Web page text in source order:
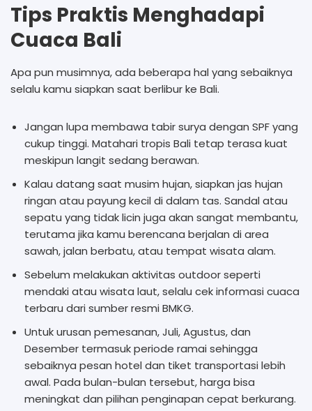
Tips Praktis Menghadapi
Cuaca Bali
Apa pun musimnya, ada beberapa hal yang sebaiknya
selalu kamu siapkan saat berlibur ke Bali.
Jangan lupa membawa tabir surya dengan SPF yang
cukup tinggi. Matahari tropis Bali tetap terasa kuat
meskipun langit sedang berawan.
Kalau datang saat musim hujan, siapkan jas hujan
ringan atau payung kecil di dalam tas. Sandal atau
sepatu yang tidak licin juga akan sangat membantu,
terutama jika kamu berencana berjalan di area
sawah, jalan berbatu, atau tempat wisata alam.
Sebelum melakukan aktivitas outdoor seperti
mendaki atau wisata laut, selalu cek informasi cuaca
terbaru dari sumber resmi BMKG.
Untuk urusan pemesanan, Juli, Agustus, dan
Desember termasuk periode ramai sehingga
sebaiknya pesan hotel dan tiket transportasi lebih
awal. Pada bulan-bulan tersebut, harga bisa
meningkat dan pilihan penginapan cepat berkurang.